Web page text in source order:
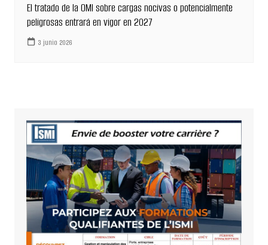
El tratado de la OMI sobre cargas nocivas o potencialmente
peligrosas entrará en vigor en 2027
3 junio 2026